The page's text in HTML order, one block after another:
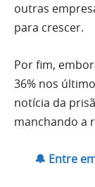
outras
para crescer.
Por fim,
36% nos
notícia da
manchando a
🔔 Entre